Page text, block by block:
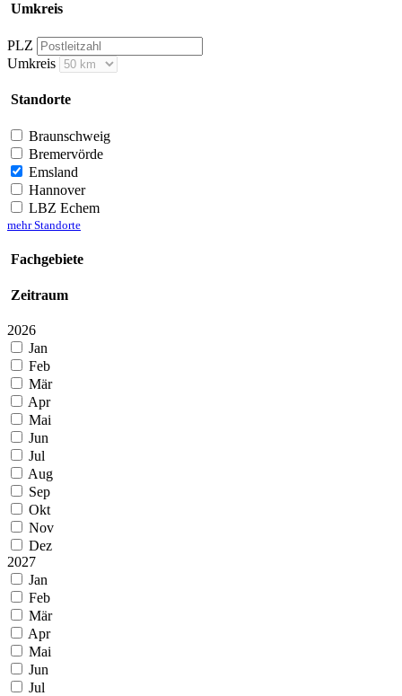
Umkreis
PLZ
Umkreis
Standorte
Braunschweig
Bremervörde
Emsland
Hannover
LBZ Echem
mehr Standorte
Fachgebiete
Zeitraum
2026
Jan
Feb
Mär
Apr
Mai
Jun
Jul
Aug
Sep
Okt
Nov
Dez
2027
Jan
Feb
Mär
Apr
Mai
Jun
Jul